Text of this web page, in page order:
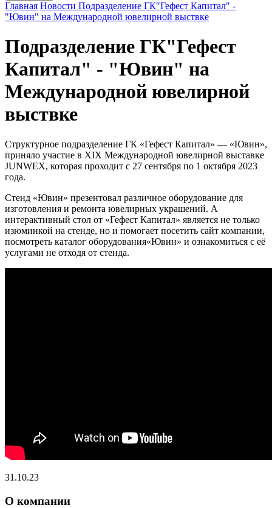
Главная Новости Подразделение ГК"Гефест Капитал" -
"Ювин" на Международной ювелирной выствке
Подразделение ГК"Гефест
Капитал" - "Ювин" на
Международной ювелирной
выствке
Структурное подразделение ГК «Гефест Капитал» — «Ювин»,
приняло участие в XIX Международной ювелирной выставке
JUNWEX, которая проходит с 27 сентября по 1 октября 2023
года.
Стенд «Ювин» презентовал различное оборудование для
изготовления и ремонта ювелирных украшений. А
интерактивный стол от «Гефест Капитал» является не только
изюминкой на стенде, но и помогает посетить сайт компании,
посмотреть каталог оборудования«Ювин» и ознакомиться с её
услугами не отходя от стенда.
31.10.23
О компании